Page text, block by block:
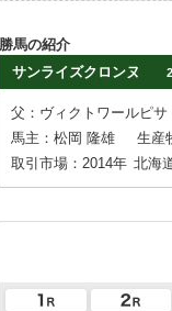
勝馬の紹介
サンライズクロンヌ
父：ヴィクトワールピサ
馬主：松岡 隆雄
生産
取引市場：2014年 北海